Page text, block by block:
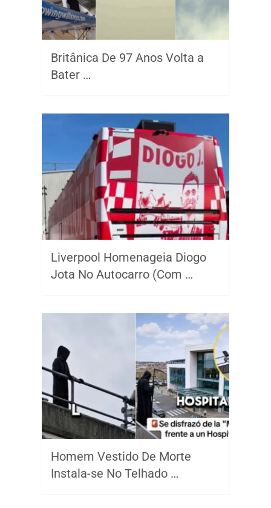
Britânica De 97 Anos Volta a
Bater …
Liverpool Homenageia Diogo
Jota No Autocarro (Com …
Homem Vestido De Morte
Instala-se No Telhado …